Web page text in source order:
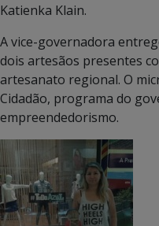
Katienka Klain.
A vice-governadora
dois artesãos presentes
artesanato regional. O
Cidadão, programa do
empreendedorismo.